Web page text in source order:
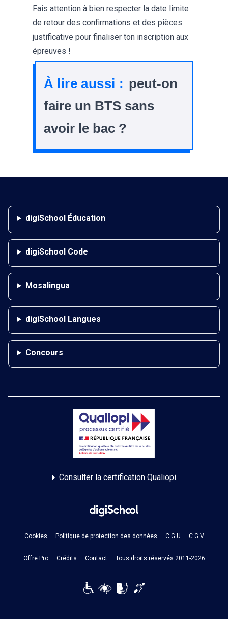
Fais attention à bien respecter la date limite
de retour des confirmations et des pièces
justificative pour finaliser ton inscription aux
épreuves !
À lire aussi : peut-on
faire un BTS sans
avoir le bac ?
digiSchool Éducation
digiSchool Code
Mosalingua
digiSchool Langues
Concours
Consulter la certification Qualiopi
Cookies Politique de protection des données C.G.U C.G.V
Offre Pro Crédits Contact Tous droits réservés 2011-2026